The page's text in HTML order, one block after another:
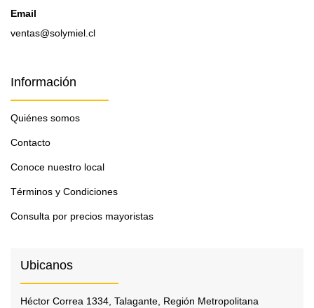
Email
ventas@solymiel.cl
Información
Quiénes somos
Contacto
Conoce nuestro local
Términos y Condiciones
Consulta por precios mayoristas
Ubicanos
Héctor Correa 1334, Talagante, Región Metropolitana